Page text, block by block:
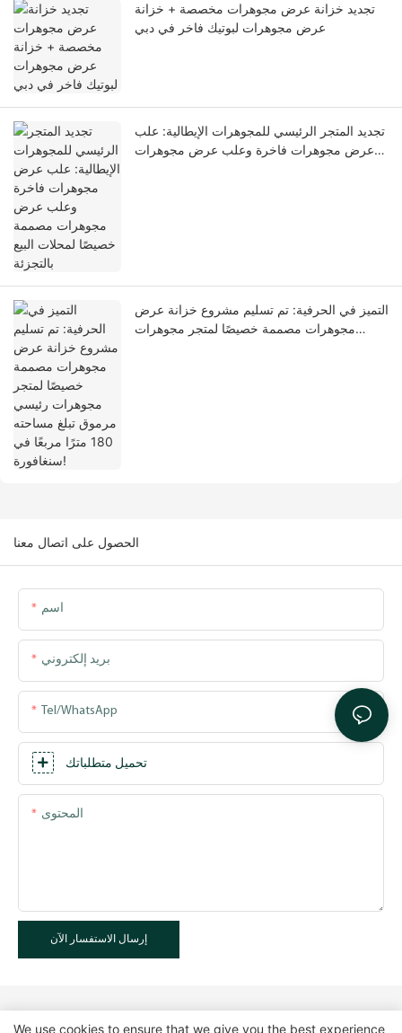
تجديد خزانة عرض مجوهرات مخصصة + خزانة
عرض مجوهرات لبوتيك فاخر في دبي
تجديد المتجر الرئيسي للمجوهرات الإيطالية: علب
عرض مجوهرات فاخرة وعلب عرض مجوهرات
التميز في الحرفية: تم تسليم مشروع خزانة عرض
مجوهرات مصممة خصيصًا لمتجر مجوهرات
الحصول على اتصال معنا
اسم
بريد إلكتروني
Tel/WhatsApp
تحميل متطلباتك
المحتوى
إرسال الاستفسار الآن
We use cookies to ensure that we give you the best experience